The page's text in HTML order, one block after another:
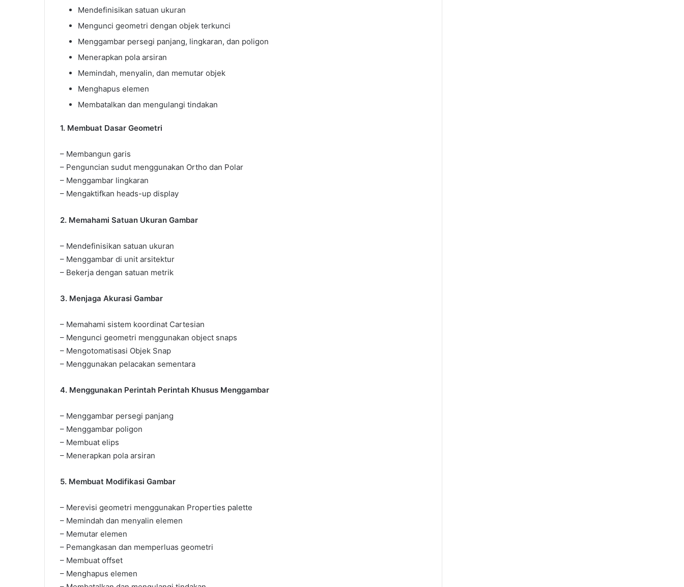
Mendefinisikan satuan ukuran
Mengunci geometri dengan objek terkunci
Menggambar persegi panjang, lingkaran, dan poligon
Menerapkan pola arsiran
Memindah, menyalin, dan memutar objek
Menghapus elemen
Membatalkan dan mengulangi tindakan
1. Membuat Dasar Geometri
– Membangun garis
– Penguncian sudut menggunakan Ortho dan Polar
– Menggambar lingkaran
– Mengaktifkan heads-up display
2. Memahami Satuan Ukuran Gambar
– Mendefinisikan satuan ukuran
– Menggambar di unit arsitektur
– Bekerja dengan satuan metrik
3. Menjaga Akurasi Gambar
– Memahami sistem koordinat Cartesian
– Mengunci geometri menggunakan object snaps
– Mengotomatisasi Objek Snap
– Menggunakan pelacakan sementara
4. Menggunakan Perintah Perintah Khusus Menggambar
– Menggambar persegi panjang
– Menggambar poligon
– Membuat elips
– Menerapkan pola arsiran
5. Membuat Modifikasi Gambar
– Merevisi geometri menggunakan Properties palette
– Memindah dan menyalin elemen
– Memutar elemen
– Pemangkasan dan memperluas geometri
– Membuat offset
– Menghapus elemen